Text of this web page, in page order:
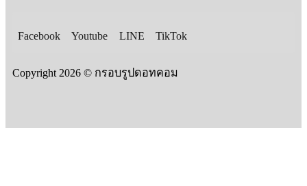
Facebook Youtube LINE TikTok
Copyright 2026 © กรอบรูปดอทคอม